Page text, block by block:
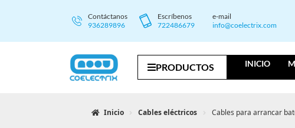
Contáctanos
936289896
Escríbenos
722486679
e-mail
info@coelectrix.com
PRODUCTOS INICIO
Inicio Cables eléctricos Cables para arrancar